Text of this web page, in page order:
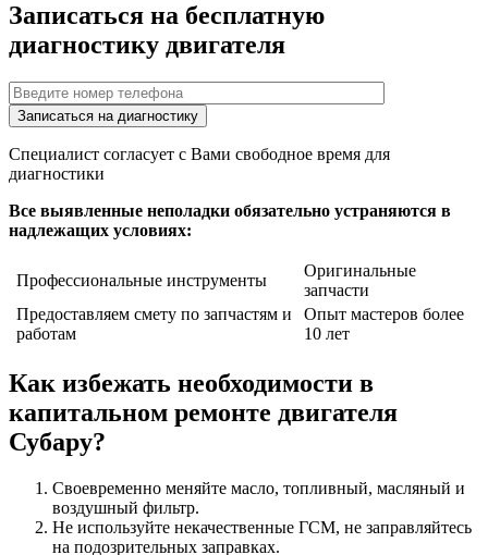
Записаться на бесплатную
диагностику двигателя
Специалист согласует с Вами свободное время для
диагностики
Все выявленные неполадки обязательно устраняются в
надлежащих условиях:
Профессиональные инструменты
Оригинальные
запчасти
Предоставляем смету по запчастям и
работам
Опыт мастеров более
10 лет
Как избежать необходимости в
капитальном ремонте двигателя
Субару?
Своевременно меняйте масло, топливный, масляный и
воздушный фильтр.
Не используйте некачественные ГСМ, не заправляйтесь
на подозрительных заправках.